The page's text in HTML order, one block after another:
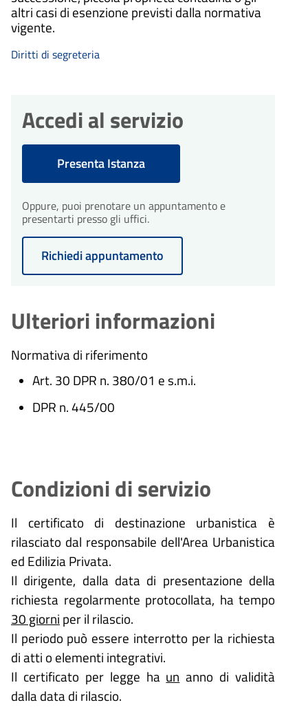
altri casi di esenzione previsti dalla normativa
vigente.
Diritti di segreteria
Accedi al servizio
Presenta Istanza
Oppure, puoi prenotare un appuntamento e
presentarti presso gli uffici.
Richiedi appuntamento
Ulteriori informazioni
Normativa di riferimento
Art. 30 DPR n. 380/01 e s.m.i.
DPR n. 445/00
Condizioni di servizio
Il certificato di destinazione urbanistica è
rilasciato dal responsabile dell'Area Urbanistica
ed Edilizia Privata.
Il dirigente, dalla data di presentazione della
richiesta regolarmente protocollata, ha tempo
30 giorni per il rilascio.
Il periodo può essere interrotto per la richiesta
di atti o elementi integrativi.
Il certificato per legge ha un anno di validità
dalla data di rilascio.